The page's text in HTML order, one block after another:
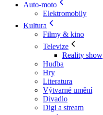
Auto-moto
Elektromobily
Kultura
Filmy & kino
Televize
Reality show
Hudba
Hry
Literatura
Výtvarné umění
Divadlo
Digi a stream